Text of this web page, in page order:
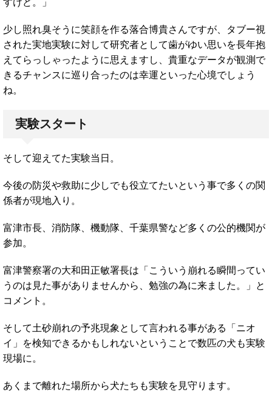
すけど。」
少し照れ臭そうに笑顔を作る落合博貴さんですが、タブー視
された実地実験に対して研究者として歯がゆい思いを長年抱
えてらっしゃったように思えますし、貴重なデータが観測で
きるチャンスに巡り合ったのは幸運といった心境でしょう
ね。
実験スタート
そして迎えてた実験当日。
今後の防災や救助に少しでも役立てたいという事で多くの関
係者が現地入り。
富津市長、消防隊、機動隊、千葉県警など多くの公的機関が
参加。
富津警察署の大和田正敏署長は「こういう崩れる瞬間ってい
うのは見た事がありませんから、勉強の為に来ました。」と
コメント。
そして土砂崩れの予兆現象として言われる事がある「ニオ
イ」を検知できるかもしれないということで数匹の犬も実験
現場に。
あくまで離れた場所から犬たちも実験を見守ります。